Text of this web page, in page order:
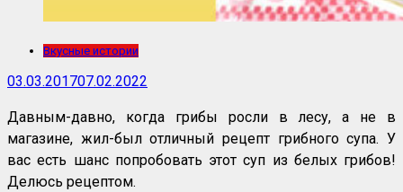
Вкусные истории
03.03.201707.02.2022
Давным-давно, когда грибы росли в лесу, а не в
магазине, жил-был отличный рецепт грибного супа. У
вас есть шанс попробовать этот суп из белых грибов!
Делюсь рецептом.